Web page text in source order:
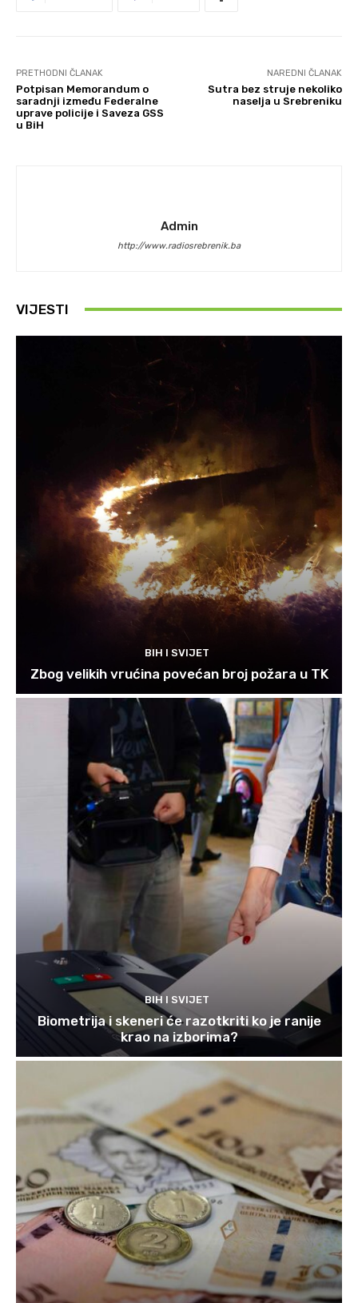
PRETHODNI ČLANAK
Potpisan Memorandum o
saradnji između Federalne
uprave policije i Saveza GSS
u BiH
NAREDNI ČLANAK
Sutra bez struje nekoliko
naselja u Srebreniku
Admin
http://www.radiosrebrenik.ba
VIJESTI
BIH I SVIJET
Zbog velikih vrućina povećan broj požara u TK
BIH I SVIJET
Biometrija i skeneri će razotkriti ko je ranije
krao na izborima?